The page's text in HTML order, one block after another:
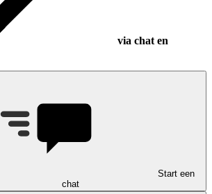
via chat en
Start een
chat